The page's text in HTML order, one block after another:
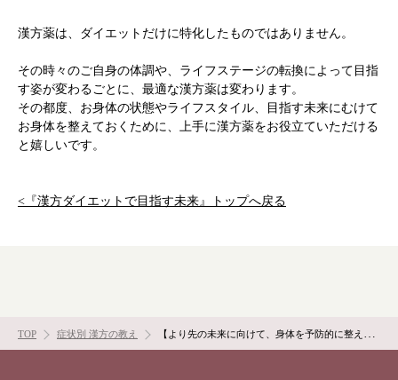
根本から身体を整えるとは
症状別 漢方の教え
漢方薬は、ダイエットだけに特化したものではありません。
その時々のご自身の体調や、ライフステージの転換によって目指
す姿が変わるごとに、最適な漢方薬は変わります。
その都度、お身体の状態やライフスタイル、目指す未来にむけて
お身体を整えておくために、上手に漢方薬をお役立ていただける
と嬉しいです。
<『漢方ダイエットで目指す未来』トップへ戻る
TOP 症状別 漢方の教え 【より先の未来に向けて、身体を予防的に整えていくことができる】